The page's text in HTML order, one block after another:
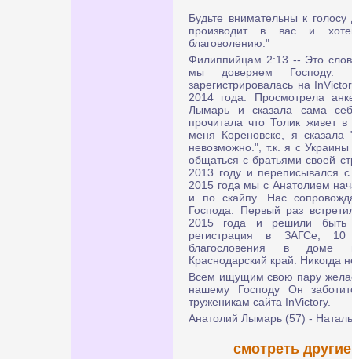
Будьте внимательны к
производит в вас и
благоволению."
Филиппийцам 2:13 -- Это
мы доверяем
зарегистрировалась на
2014 года. Просмотрела
Лымарь и сказала сама
прочитала что Толик живет
меня Кореновске, я
невозможно.", т.к. я с
общаться с братьями своей
2013 году и переписывался
2015 года мы с Анатолием
и по скайпу. Нас
Господа. Первый раз
2015 года и решили
регистрация в ЗАГСе,
благословения в доме
Краснодарский край. Никогда
Всем ищущим свою пару
нашему Господу Он
труженикам сайта InVictory.
Анатолий Лымарь (57) -
смотреть